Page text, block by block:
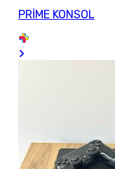
PRİME KONSOL